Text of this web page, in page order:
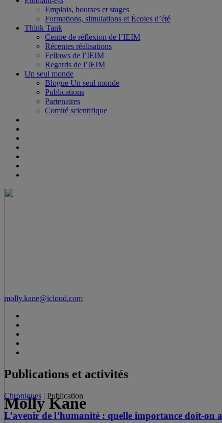
Emplois, bourses et stages
Formations, simulations et Écoles d’été
Think Tank
Centre de réflexion de l’IEIM
Récentes réalisations
Fellows de l’IEIM
Regards de l’IEIM
Un seul monde
Blogue Un seul monde
Publications
Partenaires
Comité scientifique
Molly Kane
molly.kane@icloud.com
Publications et activités
Chroniques | Publication
L’avenir de l’humanité : quelle importance doit-on